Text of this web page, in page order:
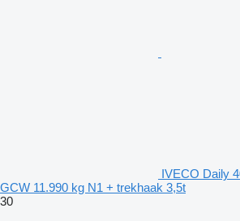
IVECO Daily
GCW 11.990 kg N1 + trekhaak 3,5t
30